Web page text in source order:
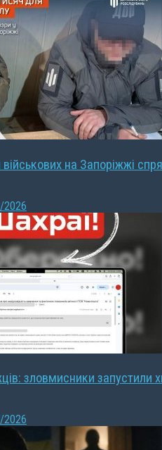
на Запоріжжі
2026
зловмисники запустили
2026